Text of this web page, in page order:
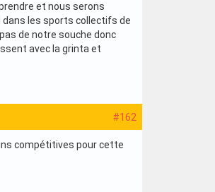
et nous serons
dans les sports collectifs de
de notre souche donc
avec la grinta et
#162
compétitives pour cette